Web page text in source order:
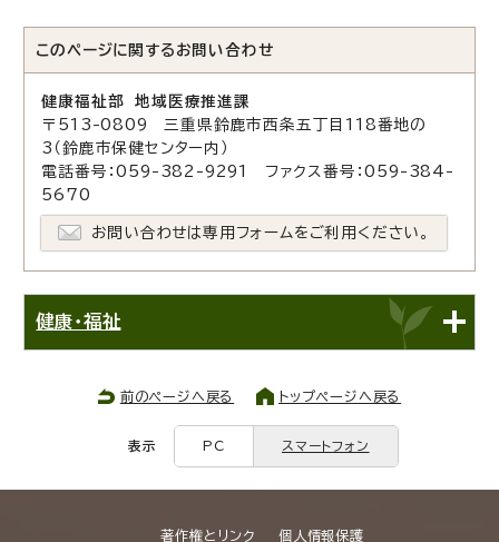
このページに関する お問い合わせ
健康福祉部 地域医療推進課
〒513-0809 三重県鈴鹿市西条五丁目118番地の
3（鈴鹿市保健センター内）
電話番号：059-382-9291 ファクス番号：059-384-
5670
お問い合わせは専用フォームをご利用ください。
健康・福祉
前のページへ戻る トップページへ戻る
表示 PC スマートフォン
著作権とリンク 個人情報保護